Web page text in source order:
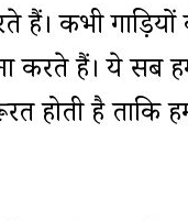
हैं। कभी
करते हैं। ये सब
होती है